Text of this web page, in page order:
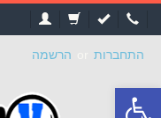
סרגל
נגישות
התחברות הרשמה